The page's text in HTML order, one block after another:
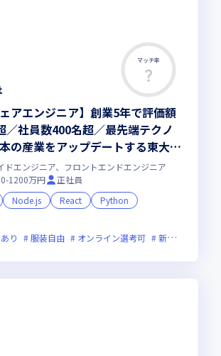
マッチ率
ェアエンジニア】創業5年で評価額
／社員数400名超／最先端テクノ
の産業をアップデートする東大発
ップ
ドエンジニア、フロントエンドエンジニア
1200万円
正社員
Node.js React
Python
り
服装自由 オンライン選考可 新規立ち上げ